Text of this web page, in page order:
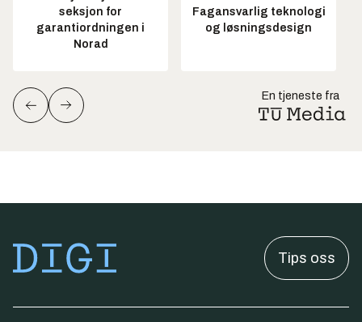
seksjon for
garantiordningen i
Norad
Fagansvarlig teknologi
og løsningsdesign
En tjeneste fra
Tips oss